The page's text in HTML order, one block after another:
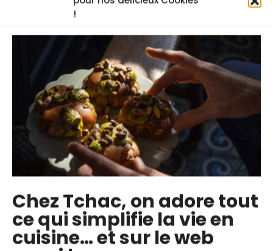
!
Chez Tchac, on adore tout
ce qui simplifie la vie en
cuisine… et sur le web